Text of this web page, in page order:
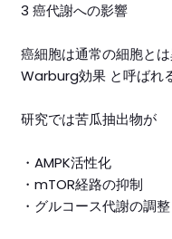
3 癌代謝への影響
癌細胞は通常の細胞と
Warburg効果 と呼ばれ
研究では苦瓜抽出物が
・AMPK活性化
・mTOR経路の抑制
・グルコース代謝の調整